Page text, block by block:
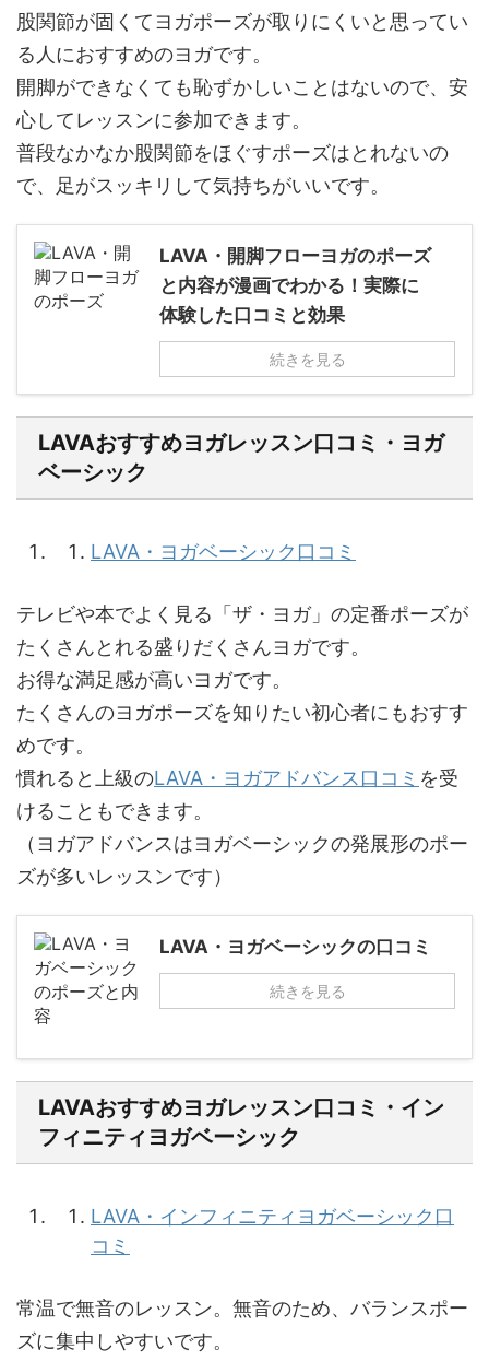
股関節が固くてヨガポーズが取りにくいと思ってい
る人におすすめのヨガです。
開脚ができなくても恥ずかしいことはないので、安
心してレッスンに参加できます。
普段なかなか股関節をほぐすポーズはとれないの
で、足がスッキリして気持ちがいいです。
LAVA・開脚フローヨガのポーズ
と内容が漫画でわかる！実際に
体験した口コミと効果
続きを見る
LAVAおすすめヨガレッスン口コミ・ヨガ
ベーシック
LAVA・ヨガベーシック口コミ
テレビや本でよく見る「ザ・ヨガ」の定番ポーズが
たくさんとれる盛りだくさんヨガです。
お得な満足感が高いヨガです。
たくさんのヨガポーズを知りたい初心者にもおすす
めです。
慣れると上級のLAVA・ヨガアドバンス口コミ を受
けることもできます。
（ヨガアドバンスはヨガベーシックの発展形のポー
ズが多いレッスンです）
LAVA・ヨガベーシックの口コミ
続きを見る
LAVAおすすめヨガレッスン口コミ・イン
フィニティヨガベーシック
LAVA・インフィニティヨガベーシック口
コミ
常温で無音のレッスン。無音のため、バランスポー
ズに集中しやすいです。